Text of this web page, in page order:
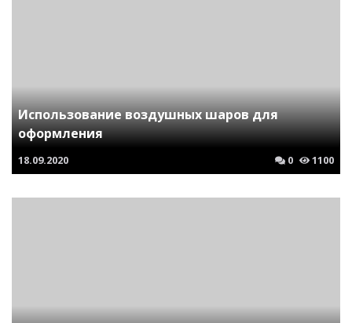
Использование воздушных шаров для
оформления
18.09.2020 0 1100